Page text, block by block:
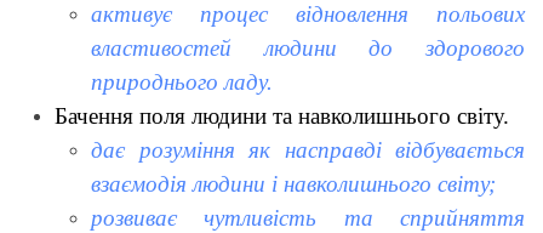
активує процес відновлення польових
властивостей людини до здорового
природнього ладу.
Бачення поля людини та навколишнього світу.
дає розуміння як насправді відбувається
взаємодія людини і навколишнього світу;
розвиває чутливість та сприйняття